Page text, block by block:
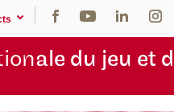
ale du jeu et